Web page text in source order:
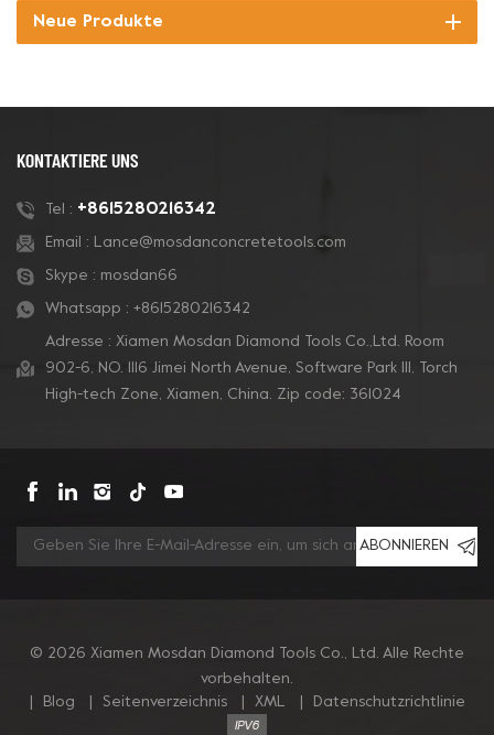
Neue Produkte
KONTAKTIERE UNS
Tel : +8615280216342
Email : Lance@mosdanconcretetools.com
Skype : mosdan66
Whatsapp : +8615280216342
Adresse : Xiamen Mosdan Diamond Tools Co.,Ltd. Room
902-6, NO. 1116 Jimei North Avenue, Software Park Ill, Torch
High-tech Zone, Xiamen, China. Zip code: 361024
ABONNIEREN
© 2026 Xiamen Mosdan Diamond Tools Co., Ltd. Alle Rechte
vorbehalten.
Blog Seitenverzeichnis XML Datenschutzrichtlinie